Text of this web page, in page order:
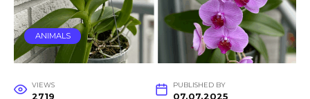
ANIMALS
VIEWS
2719
PUBLISHED BY
07.07.2025